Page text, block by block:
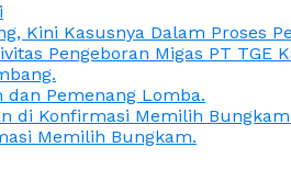
Kini Kasusnya Dalam Proses
Pengeboran Migas PT TGE
dan Pemenang Lomba.
di Konfirmasi Memilih
Memilih Bungkam.